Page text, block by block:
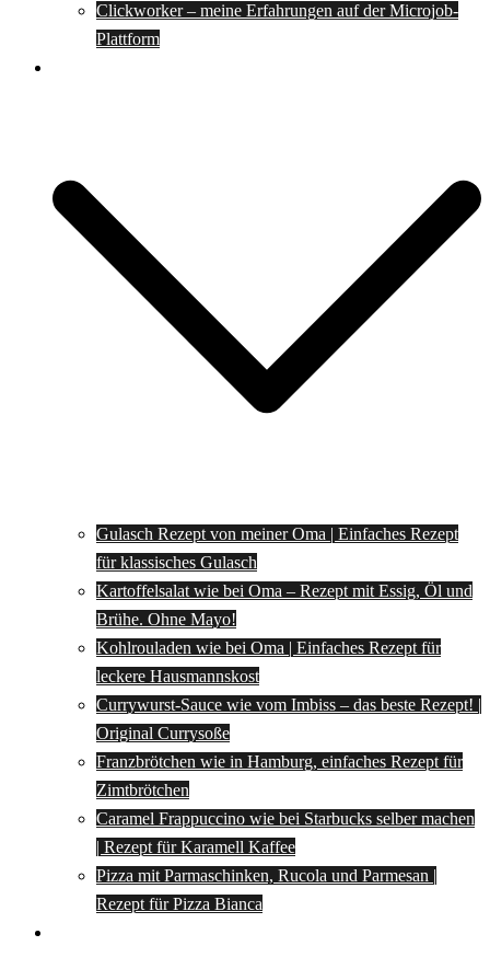
Clickworker – meine Erfahrungen auf der Microjob-
Plattform
Gulasch Rezept von meiner Oma | Einfaches Rezept
für klassisches Gulasch
Kartoffelsalat wie bei Oma – Rezept mit Essig, Öl und
Brühe. Ohne Mayo!
Kohlrouladen wie bei Oma | Einfaches Rezept für
leckere Hausmannskost
Currywurst-Sauce wie vom Imbiss – das beste Rezept! |
Original Currysoße
Franzbrötchen wie in Hamburg, einfaches Rezept für
Zimtbrötchen
Caramel Frappuccino wie bei Starbucks selber machen
| Rezept für Karamell Kaffee
Pizza mit Parmaschinken, Rucola und Parmesan |
Rezept für Pizza Bianca